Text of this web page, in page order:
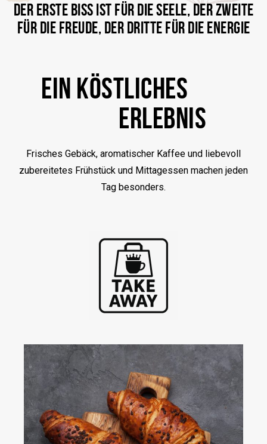
DER ERSTE BISS IST FÜR DIE SEELE, DER ZWEITE
FÜR DIE FREUDE, DER DRITTE FÜR DIE ENERGIE
EIN KÖSTLICHES
ERLEBNIS
Frisches Gebäck, aromatischer Kaffee und liebevoll
zubereitetes Frühstück und Mittagessen machen jeden
Tag besonders.